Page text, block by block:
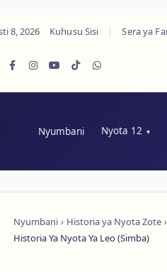
8, 2026 Kuhusu Sisi Sera ya
Nyumbani Nyota 12
Nyumbani
Historia ya Nyota Zote
Historia Ya Nyota Ya Leo (Simba)